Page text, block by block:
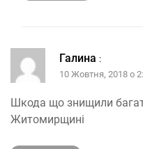
Галина :
10 Жовтня, 2018 о
Шкода що знищили
Житомирщині